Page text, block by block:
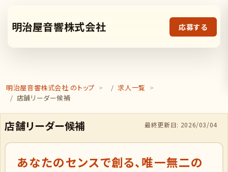
明治屋音響株式会社 応募する
明治屋音響株式会社 のトップ
求人一覧
店舗リーダー候補
最終更新日: 2026/03/04
店舗リーダー候補
あなたのセンスで創る、唯一無二の